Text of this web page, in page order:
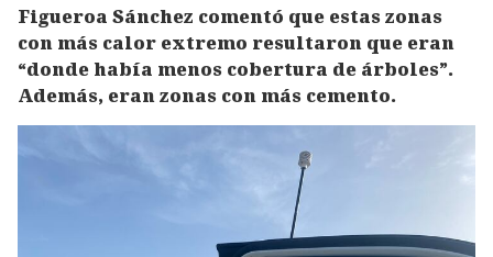
Figueroa Sánchez comentó que estas zonas
con más calor extremo resultaron que eran
“donde había menos cobertura de árboles”.
Además, eran zonas con más cemento.